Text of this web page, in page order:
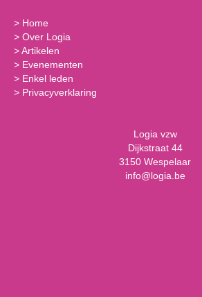
> Home
> Over Logia
>Artikelen
> Evenementen
> Enkel leden
> Privacyverklaring
Logia vzw
Dijkstraat 44
3150 Wespelaar
info@logia.be